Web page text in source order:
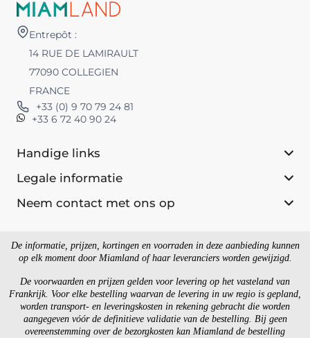
Entrepôt :
14 RUE DE LAMIRAULT
77090 COLLEGIEN
FRANCE
+33 (0) 9 70 79 24 81
+33 6 72 40 90 24
Handige links
Legale informatie
Neem contact met ons op
De informatie, prijzen, kortingen en voorraden in deze aanbieding kunnen
op elk moment door Miamland of haar leveranciers worden gewijzigd.
De voorwaarden en prijzen gelden voor levering op het vasteland van
Frankrijk. Voor elke bestelling waarvan de levering in uw regio is gepland,
worden transport- en leveringskosten in rekening gebracht die worden
aangegeven vóór de definitieve validatie van de bestelling. Bij geen
overeenstemming over de bezorgkosten kan Miamland de bestelling